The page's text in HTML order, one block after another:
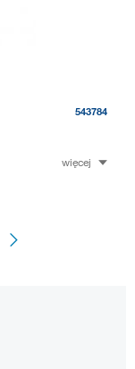
543784
więcej